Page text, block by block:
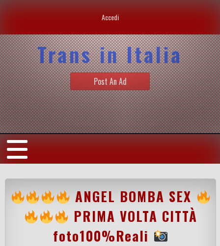
Accedi
Trans in Italia
Post An Ad
ANGEL BOMBA SEX
PRIMA VOLTA CITTÀ
foto100%Reali